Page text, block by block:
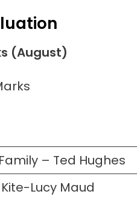
(August)
– Ted Hughes
Lucy Maud